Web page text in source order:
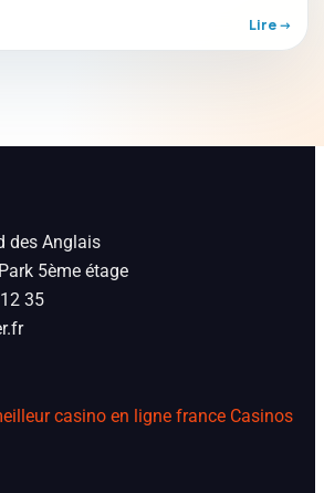
Lire ->
des Anglais
5ème étage
35
casino en ligne france Casinos